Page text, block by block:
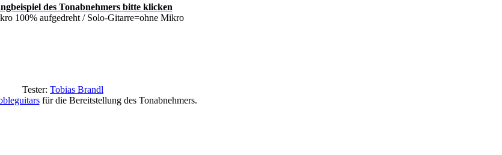
des Tonabnehmers bitte klicken
100% aufgedreht / Solo-Gitarre=ohne Mikro
Tester: Tobias Brandl
für die Bereitstellung des Tonabnehmers.